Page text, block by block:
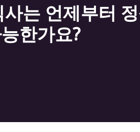
는 언제부터
한가요?